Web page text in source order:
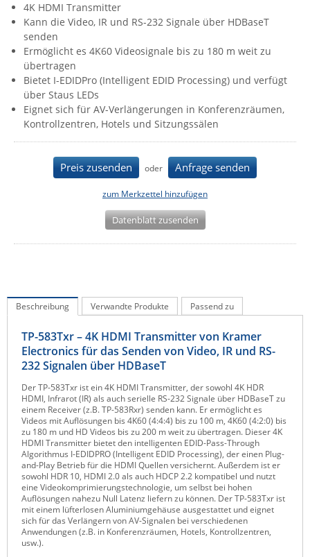
HW group
Icron
IEC Lock
Ihse
Kerlink
Kramer Electronics
PatchSee
Poynting
Raritan
Riello UPS
Server Technology
Siretta
SIRIO Antenne
Sunbird
Tactical Software
TEKTELIC
Teltonika
4K HDMI Transmitter
Kann die Video, IR und RS-232 Signale über HDBaseT
senden
Ermöglicht es 4K60 Videosignale bis zu 180 m weit zu
übertragen
Bietet I-EDIDPro (Intelligent EDID Processing) und verfügt
über Staus LEDs
Eignet sich für AV-Verlängerungen in Konferenzräumen,
Kontrollzentren, Hotels und Sitzungssälen
Preis zusenden oder Anfrage senden
zum Merkzettel hinzufügen
Datenblatt zusenden
Beschreibung Verwandte Produkte Passend zu
TP-583Txr – 4K HDMI Transmitter von Kramer
Electronics für das Senden von Video, IR und RS-
232 Signalen über HDBaseT
Der TP-583Txr ist ein 4K HDMI Transmitter, der sowohl 4K HDR
HDMI, Infrarot (IR) als auch serielle RS-232 Signale über HDBaseT zu
einem Receiver (z.B. TP-583Rxr) senden kann. Er ermöglicht es
Videos mit Auflösungen bis 4K60 (4:4:4) bis zu 100 m, 4K60 (4:2:0) bis
zu 180 m und HD Videos bis zu 200 m weit zu übertragen. Dieser 4K
HDMI Transmitter bietet den intelligenten EDID-Pass-Through
Algorithmus I-EDIDPRO (Intelligent EDID Processing), der einen Plug-
and-Play Betrieb für die HDMI Quellen versichernt. Außerdem ist er
sowohl HDR 10, HDMI 2.0 als auch HDCP 2.2 kompatibel und nutzt
eine Videokomprimierungstechnologie, um selbst bei hohen
Auflösungen nahezu Null Latenz liefern zu können. Der TP-583Txr ist
mit einem lüfterlosen Aluminiumgehäuse ausgestattet und eignet
sich für das Verlängern von AV-Signalen bei verschiedenen
Anwendungen (z.B. in Konferenzräumen, Hotels, Kontrollzentren,
usw.).